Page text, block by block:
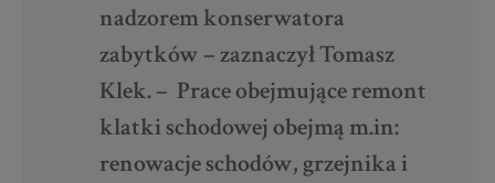
nadzorem konserwatora
zabytków – zaznaczył Tomasz
Klek. – Prace obejmujące remont
klatki schodowej obejmą m.in:
renowacje schodów, grzejnika i